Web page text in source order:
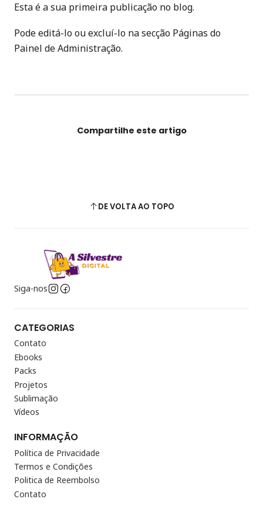
Esta é a sua primeira publicação no blog.
Pode editá-lo ou excluí-lo na secção Páginas do
Painel de Administração.
Compartilhe este artigo
DE VOLTA AO TOPO
Siga-nos
CATEGORIAS
Contato
Ebooks
Packs
Projetos
Sublimação
Vídeos
INFORMAÇÃO
Política de Privacidade
Termos e Condições
Politica de Reembolso
Contato